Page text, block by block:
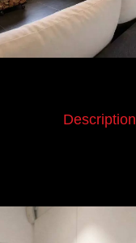
Description